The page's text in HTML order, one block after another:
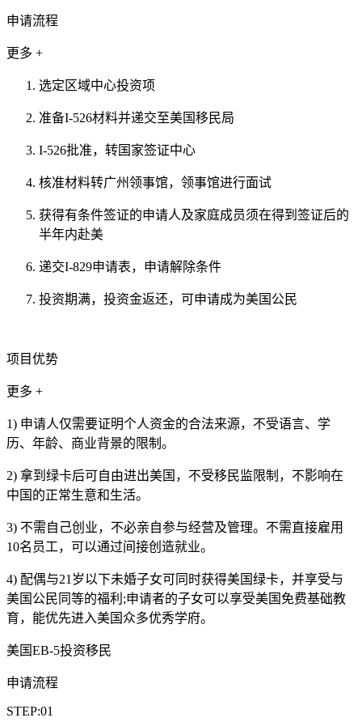
申请流程
更多 +
选定区域中心投资项
准备I-526材料并递交至美国移民局
I-526批准，转国家签证中心
核准材料转广州领事馆，领事馆进行面试
获得有条件签证的申请人及家庭成员须在得到签证后的
半年内赴美
递交I-829申请表，申请解除条件
投资期满，投资金返还，可申请成为美国公民
项目优势
更多 +
1) 申请人仅需要证明个人资金的合法来源，不受语言、学
历、年龄、商业背景的限制。
2) 拿到绿卡后可自由进出美国，不受移民监限制，不影响在
中国的正常生意和生活。
3) 不需自己创业，不必亲自参与经营及管理。不需直接雇用
10名员工，可以通过间接创造就业。
4) 配偶与21岁以下未婚子女可同时获得美国绿卡，并享受与
美国公民同等的福利;申请者的子女可以享受美国免费基础教
育，能优先进入美国众多优秀学府。
美国EB-5投资移民
申请流程
STEP:01